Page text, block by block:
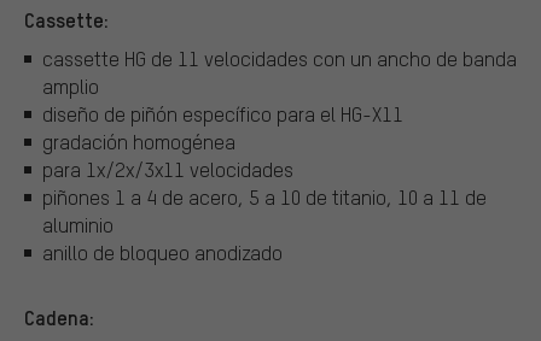
Cassette:
cassette HG de 11 velocidades con un ancho de banda
amplio
diseño de piñón específico para el HG-X11
gradación homogénea
para 1x/2x/3x11 velocidades
piñones 1 a 4 de acero, 5 a 10 de titanio, 10 a 11 de
aluminio
anillo de bloqueo anodizado
Cadena: